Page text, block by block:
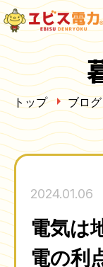
トップ ブログ
2024.01.06
電気は
電の利